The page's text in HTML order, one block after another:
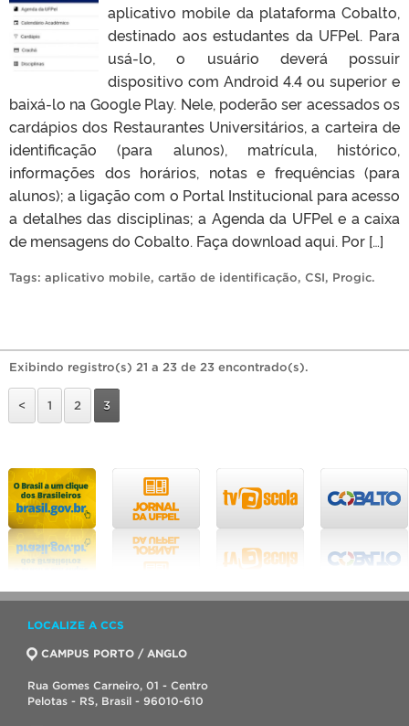
aplicativo mobile da plataforma Cobalto,
destinado aos estudantes da UFPel. Para
usá-lo, o usuário deverá possuir
dispositivo com Android 4.4 ou superior e
baixá-lo na Google Play. Nele, poderão ser acessados os
cardápios dos Restaurantes Universitários, a carteira de
identificação (para alunos), matrícula, histórico,
informações dos horários, notas e frequências (para
alunos); a ligação com o Portal Institucional para acesso
a detalhes das disciplinas; a Agenda da UFPel e a caixa
de mensagens do Cobalto. Faça download aqui. Por […]
Tags: aplicativo mobile, cartão de identificação, CSI, Progic.
Exibindo registro(s) 21 a 23 de 23 encontrado(s).
< 1 2 3
LOCALIZE A CCS
CAMPUS PORTO / ANGLO
Rua Gomes Carneiro, 01 - Centro
Pelotas - RS, Brasil - 96010-610